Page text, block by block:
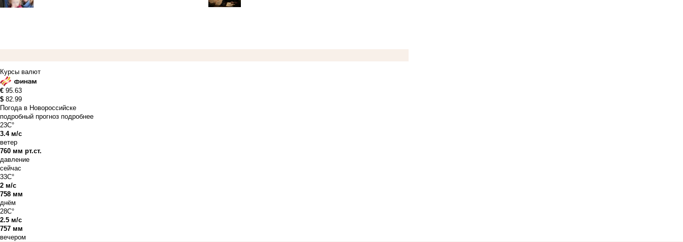
Курсы валют
€ 95.63
$ 82.99
Погода в Новороссийске
подробный прогноз подробнее
23C°
3.4 м/с
ветер
760 мм рт.ст.
давление
сейчас
33C°
2 м/с
758 мм
днём
28C°
2.5 м/с
757 мм
вечером